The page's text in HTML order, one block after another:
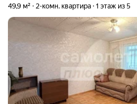
49,9 м² 2-комн. квартира 1 этаж из 5